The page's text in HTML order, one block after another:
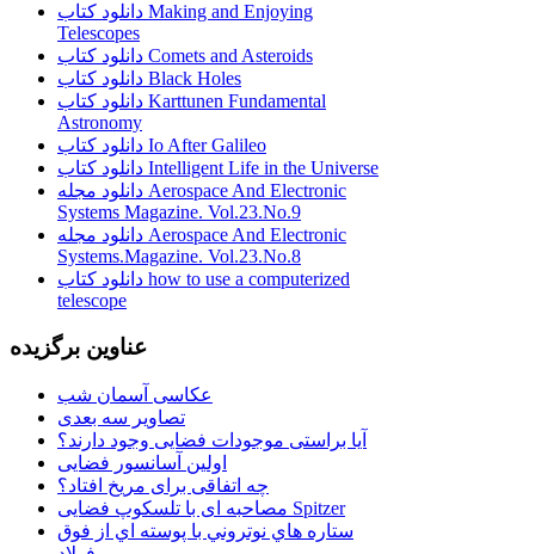
دانلود کتاب Making and Enjoying
Telescopes
دانلود کتاب Comets and Asteroids
دانلود کتاب Black Holes
دانلود کتاب Karttunen Fundamental
Astronomy
دانلود کتاب Io After Galileo
دانلود کتاب Intelligent Life in the Universe
دانلود مجله Aerospace And Electronic
Systems Magazine. Vol.23.No.9
دانلود مجله Aerospace And Electronic
Systems.Magazine. Vol.23.No.8
دانلود کتاب how to use a computerized
telescope
عناوین برگزیده
عکاسی آسمان شب
تصاویر سه بعدی
آیا براستی موجودات فضایی وجود دارند؟
اولین آسانسور فضایی
چه اتفاقی برای مریخ افتاد؟
مصاحبه ای با تلسکوپ فضایی Spitzer
ستاره هاي نوتروني با پوسته اي از فوق